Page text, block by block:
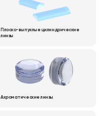
Плоско-выпуклые цилиндрические
линзы
Ахроматические линзы